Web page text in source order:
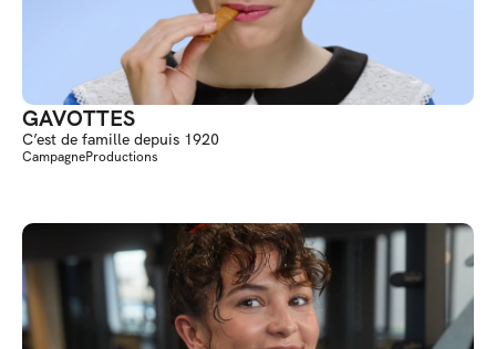
GAVOTTES
C’est de famille depuis 1920
CampagneProductions